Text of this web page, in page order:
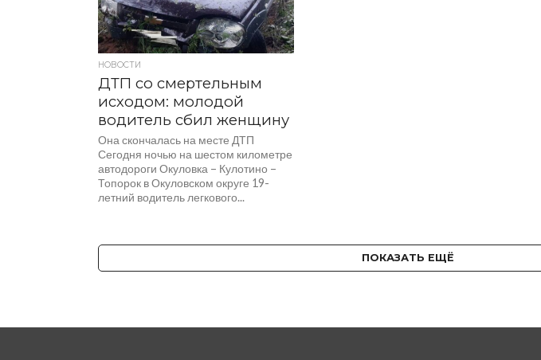
НОВОСТИ
ДТП со смертельным
исходом: молодой
водитель сбил женщину
Она скончалась на месте ДТП
Сегодня ночью на шестом километре
автодороги Окуловка – Кулотино –
Топорок в Окуловском округе 19-
летний водитель легкового...
ПОКАЗАТЬ ЕЩЁ